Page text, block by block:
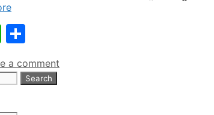
WhatsApp
a comment